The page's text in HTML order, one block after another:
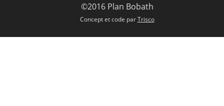
©2016 Plan Bobath
Concept et code parTrisco